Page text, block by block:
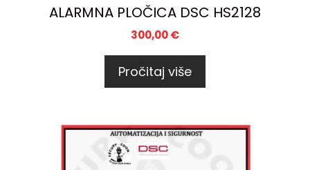
ALARMNA PLOČICA DSC HS2128
300,00€
Pročitaj više